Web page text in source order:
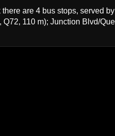
are 4 bus stops, served
Q72, 110 m); Junction Blvd/